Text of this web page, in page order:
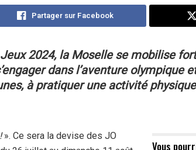
Partager sur Facebook
2024, la Moselle se mobilise
dans l’aventure olympique
à pratiquer une activité physique
Vous
». Ce sera la devise des JO